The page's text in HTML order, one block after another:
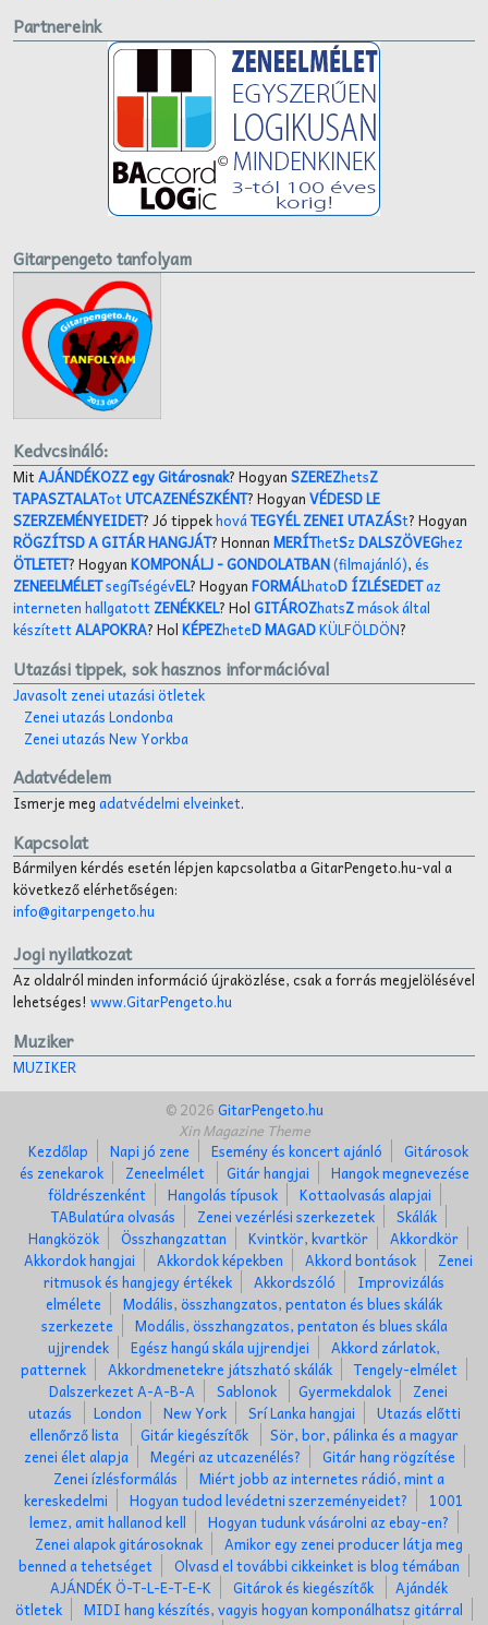
Partnereink
Gitarpengeto tanfolyam
Kedvcsináló:
MitAJÁNDÉKOZZ egy Gitárosnak? HogyanSZEREZhetsZ
TAPASZTALATotUTCAZENÉSZKÉNT? HogyanVÉDESD LE
SZERZEMÉNYEIDET? Jó tippekhováTEGYÉL ZENEI UTAZÁSt? Hogyan
RÖGZÍTSD A GITÁR HANGJÁT? HonnanMERÍThetSzDALSZÖVEGhez
ÖTLETET? HogyanKOMPONÁLJ- GONDOLATBAN(filmajánló),és
ZENEELMÉLETsegíTségévEL? HogyanFORMÁLhatoD ÍZLÉSEDETaz
interneten hallgatott ZENÉKKEL? HolGITÁROZhatsZmások által
készítettALAPOKRA? HolKÉPEZheteD MAGADKÜLFÖLDÖN?
Utazási tippek, sok hasznos információval
Javasolt zenei utazási ötletek
Zenei utazás Londonba
Zenei utazás New Yorkba
Adatvédelem
Ismerje megadatvédelmi elveinket.
Kapcsolat
Bármilyen kérdés esetén lépjen kapcsolatba a GitarPengeto.hu-val a
következő elérhetőségen:
info@gitarpengeto.hu
Jogi nyilatkozat
Az oldalról minden információ újraközlése, csak a forrás megjelölésével
lehetséges! www.GitarPengeto.hu
Muziker
MUZIKER
© 2026GitarPengeto.hu
Xin Magazine Theme
Kezdőlap
Napi jó zene Esemény és koncert ajánló
Gitárosok
és zenekarok
Zeneelmélet Gitár hangjai
Hangok megnevezése
földrészenként
Hangolás típusok
Kottaolvasás alapjai
TABulatúra olvasás
Zenei vezérlési szerkezetek
Skálák
Hangközök
Összhangzattan Kvintkör, kvartkör
Akkordkör
Akkordok hangjai
Akkordok képekben Akkord bontások
Zenei
ritmusok és hangjegy értékek
Akkordszóló
Improvizálás
elmélete
Modális, összhangzatos, pentaton és blues skálák
szerkezete
Modális, összhangzatos, pentaton és blues skála
ujjrendek
Egész hangú skála ujjrendjei
Akkord zárlatok,
patternek
Akkordmenetekre játszható skálák
Tengely-elmélet
Dalszerkezet A-A-B-A
Sablonok Gyermekdalok
Zenei
utazás
London New York Srí Lanka hangjai
Utazás előtti
ellenőrző lista
Gitár kiegészítők
Sör, bor, pálinka és a magyar
zenei élet alapja
Megéri az utcazenélés?
Gitár hang rögzítése
Zenei ízlésformálás
Miért jobb az internetes rádió, mint a
kereskedelmi
Hogyan tudod levédetni szerzeményeidet?
1001
lemez, amit hallanod kell
Hogyan tudunk vásárolni az ebay-en?
Zenei alapok gitárosoknak
Amikor egy zenei producer látja meg
benned a tehetséget
Olvasd el további cikkeinket is blog témában
AJÁNDÉK Ö-T-L-E-T-E-K
Gitárok és kiegészítők
Ajándék
ötletek
MIDI hang készítés, vagyis hogyan komponálhatsz gitárral